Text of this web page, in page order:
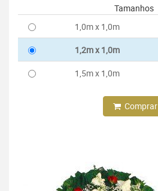
Tamanhos
1,0m x 1,0m
1,2m x 1,0m
1,5m x 1,0m
Comprar